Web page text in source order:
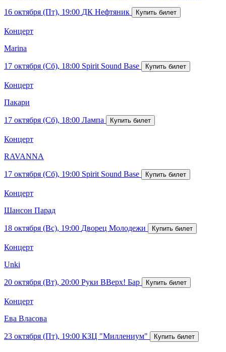
16 октября (Пт), 19:00 ДК Нефтяник
Концерт
Marina
17 октября (Сб), 18:00 Spirit Sound Base
Концерт
Пакари
17 октября (Сб), 18:00 Лампа
Концерт
RAVANNA
17 октября (Сб), 19:00 Spirit Sound Base
Концерт
Шансон Парад
18 октября (Вс), 19:00 Дворец Молодежи
Концерт
Unki
20 октября (Вт), 20:00 Руки ВВерх! Бар
Концерт
Ева Власова
23 октября (Пт), 19:00 КЗЦ "Миллениум"